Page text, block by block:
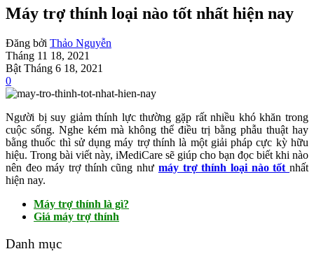
Máy trợ thính loại nào tốt nhất hiện nay
Đăng bởi Thảo Nguyễn
Tháng 11 18, 2021
Bật Tháng 6 18, 2021
0
Người bị suy giảm thính lực thường gặp rất nhiều khó khăn trong
cuộc sống. Nghe kém mà không thể điều trị bằng phẫu thuật hay
bằng thuốc thì sử dụng máy trợ thính là một giải pháp cực kỳ hữu
hiệu. Trong bài viết này, iMediCare sẽ giúp cho bạn đọc biết khi nào
nên đeo máy trợ thính cũng như máy trợ thính loại nào tốtnhất
hiện nay.
Máy trợ thính là gì?
Giá máy trợ thính
Danh mục